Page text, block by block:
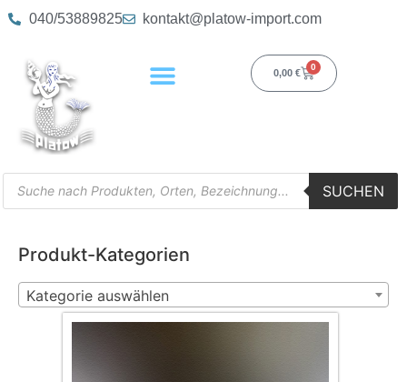
040/53889825 kontakt@platow-import.com
0,00 €
0
SUCHEN
Produkt-Kategorien
Kategorie auswählen